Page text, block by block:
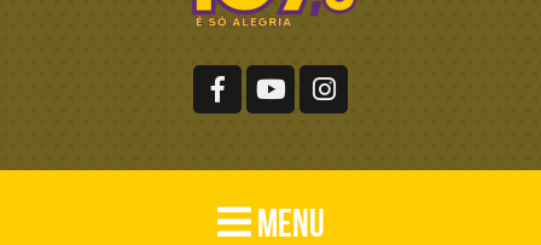
MENU